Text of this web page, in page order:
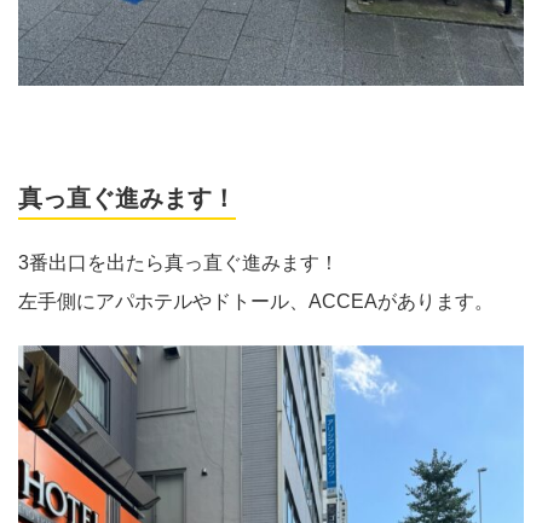
真っ直ぐ進みます！
3番出口を出たら真っ直ぐ進みます！
左手側にアパホテルやドトール、ACCEAがあります。